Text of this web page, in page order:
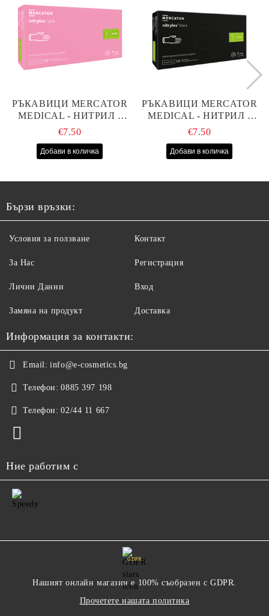
РЪКАВИЦИ MERCATOR
MEDICAL - НИТРИЛ -
РОЗОВИ - S - 100БР
€7.50
РЪКАВИЦИ MERCATOR
MEDICAL - НИТРИЛ -
ЧЕРНИ - S - 100БР
€7.50
Бързи връзки:
Условия за ползване
За Нас
Лични Данни
Замяна на продукт
Контакт
Регистрация
Вход
Доставка
Информация за контакти:
Email: info@e-cosmetics.bg
Телефон: 0885 397 198
Телефон: 02/44 11 667
Ние работим с
GDPR
Нашият онлайн магазин е 100% съобразен с GDPR.
Прочетете нашата политика